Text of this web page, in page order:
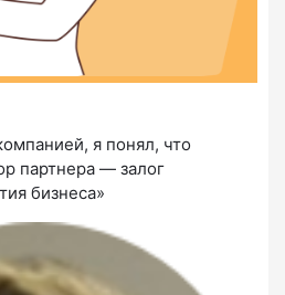
я понял, что
партнера — залог
бизнеса»